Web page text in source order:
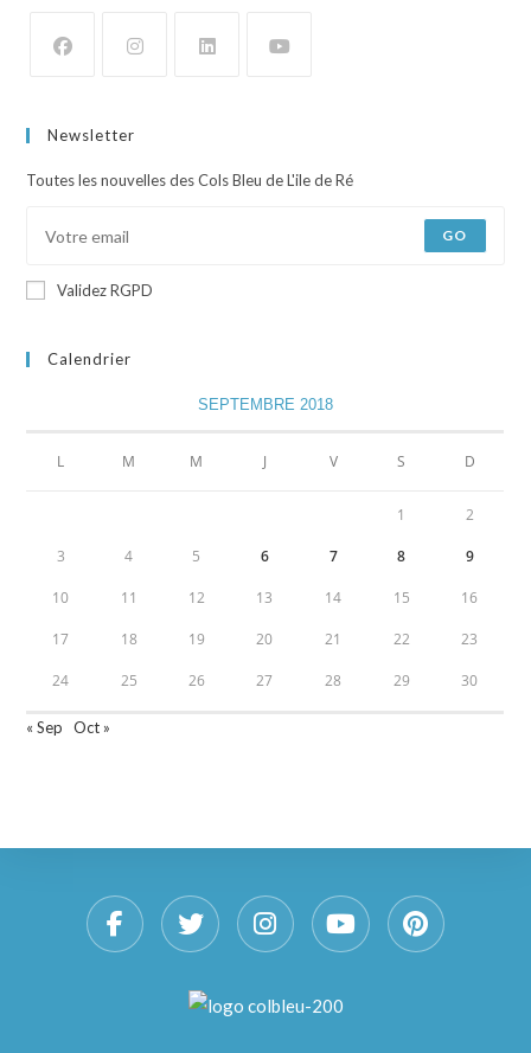
Newsletter
Toutes les nouvelles des Cols Bleu de L'ile de Ré
GO
Validez RGPD
Calendrier
SEPTEMBRE 2018
L M M J V S D
1 2
3 4 5 6 7 8 9
10 11 12 13 14 15 16
17 18 19 20 21 22 23
24 25 26 27 28 29 30
« Sep Oct »